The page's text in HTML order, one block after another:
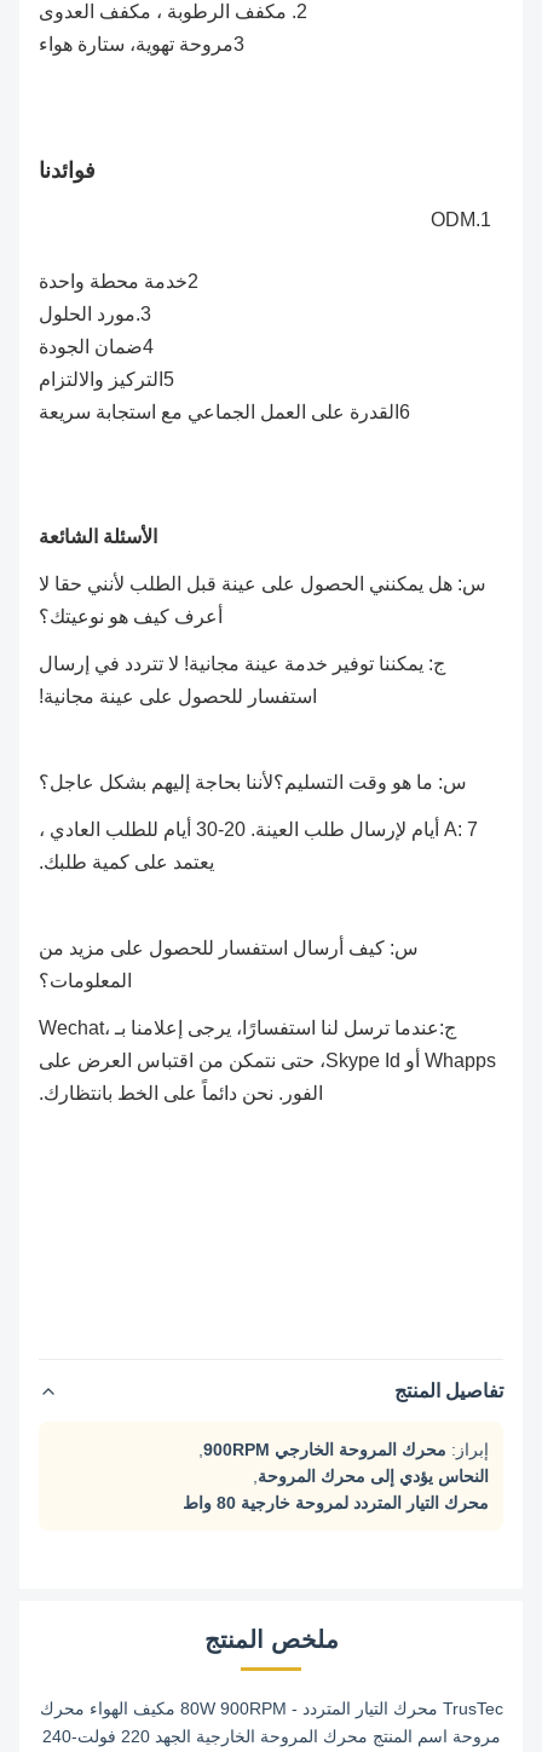
فوائدنا
ODM
الأسئلة الشائعة
س: هل يمكنني الحصول على عينة قبل الطلب لأنني حقا لا
أعرف كيف هو نوعيتك؟
ج: يمكننا توفير خدمة عينة مجانية! لا تتردد في إرسال
استفسار للحصول على عينة مجانية!
س: ما هو وقت التسليم؟لأننا بحاجة إليهم بشكل عاجل؟
A: 7 أيام لإرسال طلب العينة. 20-30 أيام للطلب العادي ،
يعتمد على كمية طلبك.
س: كيف أرسال استفسار للحصول على مزيد من
المعلومات؟
ج:عندما ترسل لنا استفسارًا، يرجى إعلامنا بـ Wechat،
Whapps أو Skype Id، حتى نتمكن من اقتباس العرض على
الفور. نحن دائماً على الخط بانتظارك.
تفاصيل المنتج
محرك المروحة الخارجي 900RPM
,
النحاس يؤدي إلى محرك المروحة,
محرك التيار المتردد لمروحة خارجية 80 واط
ملخص المنتج
TrusTec محرك التيار المتردد - 80W 900RPM مكيف الهواء محرك
مروحة اسم المنتج محرك المروحة الخارجية الجهد 220 فولت-240